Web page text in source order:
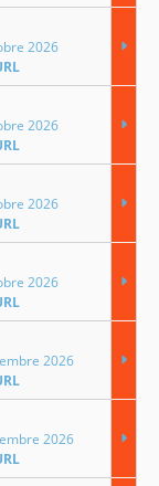
2026
2026
2026
2026
2026
2026